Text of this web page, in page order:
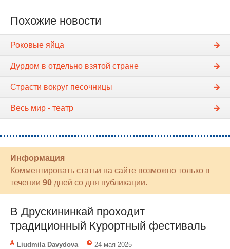
Похожие новости
Роковые яйца
Дурдом в отдельно взятой стране
Страсти вокруг песочницы
Весь мир - театр
Информация
Комментировать статьи на сайте возможно только в
течении 90 дней со дня публикации.
В Друскининкай проходит
традиционный Курортный фестиваль
Liudmila Davydova 24 мая 2025